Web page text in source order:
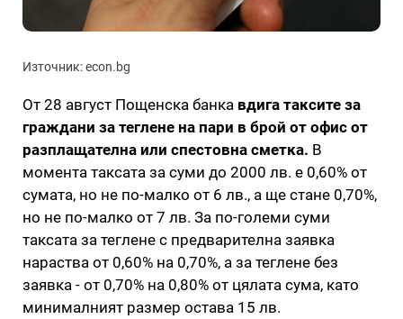
Източник: econ.bg
От 28 август Пощенска банка вдига таксите за
граждани за теглене на пари в брой от офис от
разплащателна или спестовна сметка. В
момента таксата за суми до 2000 лв. е 0,60% от
сумата, но не по-малко от 6 лв., а ще стане 0,70%,
но не по-малко от 7 лв. За по-големи суми
таксата за теглене с предварителна заявка
нараства от 0,60% на 0,70%, а за теглене без
заявка - от 0,70% на 0,80% от цялата сума, като
минималният размер остава 15 лв.